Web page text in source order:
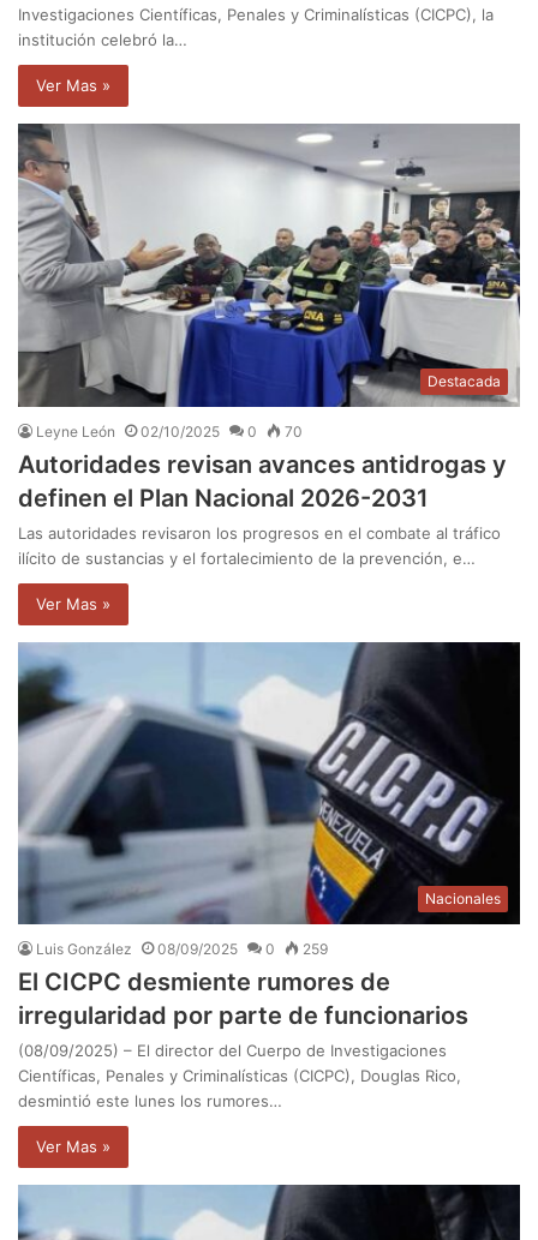
Investigaciones Científicas, Penales y Criminalísticas (CICPC), la
institución celebró la…
Ver Mas »
Destacada
Leyne León 02/10/2025 0 70
Autoridades revisan avances antidrogas y
definen el Plan Nacional 2026-2031
Las autoridades revisaron los progresos en el combate al tráfico
ilícito de sustancias y el fortalecimiento de la prevención, e…
Ver Mas »
Nacionales
Luis González 08/09/2025 0 259
El CICPC desmiente rumores de
irregularidad por parte de funcionarios
(08/09/2025) – El director del Cuerpo de Investigaciones
Científicas, Penales y Criminalísticas (CICPC), Douglas Rico,
desmintió este lunes los rumores…
Ver Mas »